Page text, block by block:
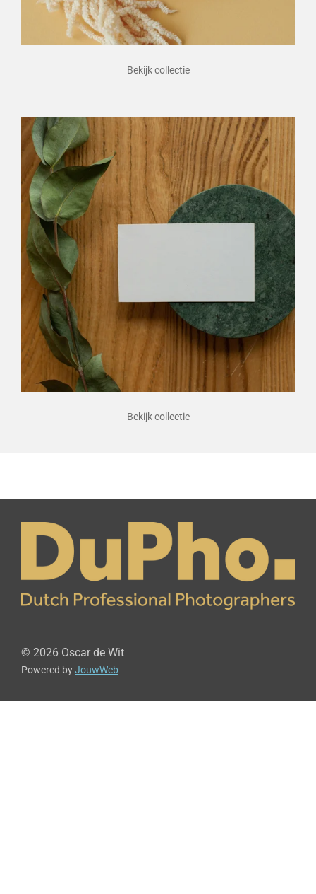
Bekijk collectie
Bekijk collectie
© 2026 Oscar de Wit
Powered byJouwWeb